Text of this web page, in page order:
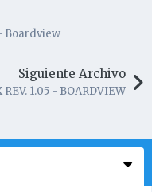
Boardview
Siguiente Archivo
REV. 1.05 - BOARDVIEW